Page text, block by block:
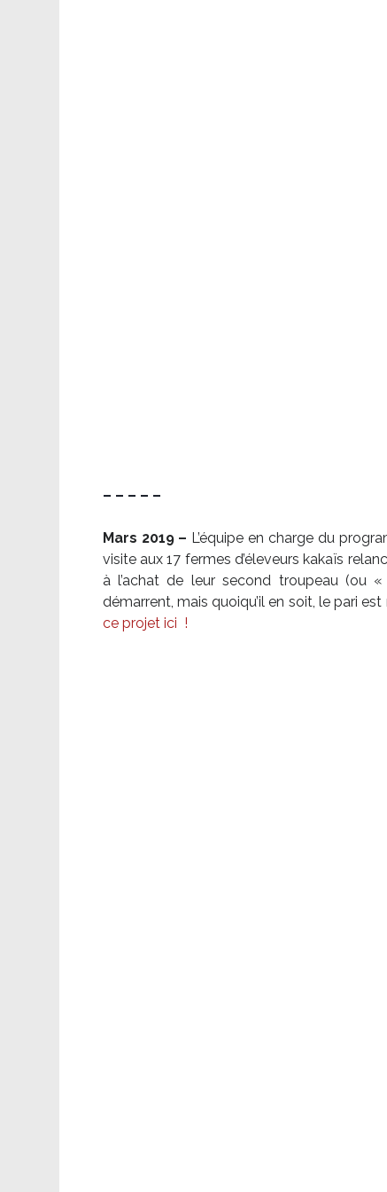
– – – – –
Mars 2019 – L’équipe en charge du
visite aux 17 fermes d’éleveurs kakaïs
à l’achat de leur second troupeau (ou
démarrent, mais quoiqu’il en soit, le pari
ce projet ici !